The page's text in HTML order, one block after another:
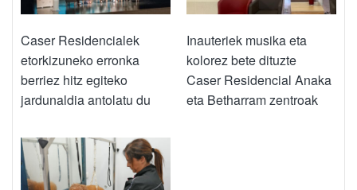
Caser Residencialek
etorkizuneko erronka
berriez hitz egiteko
jardunaldia antolatu du
Inauteriek musika eta
kolorez bete dituzte
Caser Residencial Anaka
eta Betharram zentroak